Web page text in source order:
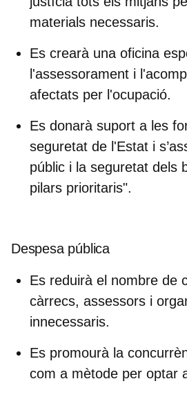
materials necessaris.
Es crearà una oficina
l'assessorament i
afectats per l'ocupació.
Es donarà suport a les
seguretat de l'Estat i
públic i la seguretat dels
pilars prioritaris".
Despesa pública
Es reduirà el nombre de
càrrecs, assessors i
innecessaris.
Es promourà la
com a mètode per optar